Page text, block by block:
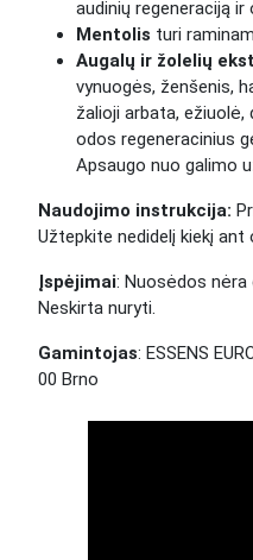
audinių regeneraciją ir
Mentolis turi
Augalų ir žolelių
vynuogės, ženšenis,
žalioji arbata, ežiuolė,
odos regeneracinius
Apsaugo nuo galimo
Naudojimo instrukcija:
Užtepkite nedidelį kiekį
Įspėjimai: Nuosėdos nėra
Neskirta nuryti.
Gamintojas: ESSENS
00 Brno